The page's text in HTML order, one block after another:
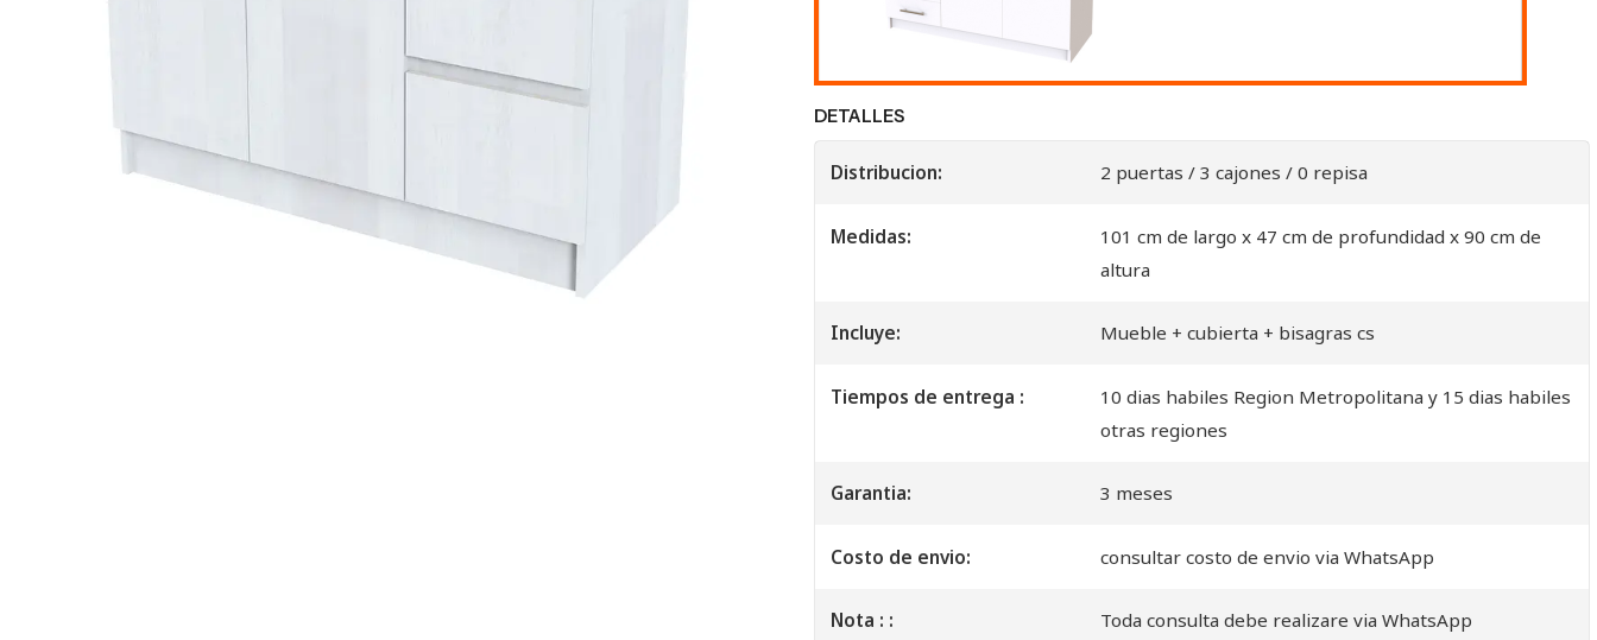
DETALLES
Distribucion: 2 puertas / 3 cajones / 0 repisa
Medidas:
101 cm de largo x 47 cm de profundidad x 90 cm de
altura
Incluye: Mueble + cubierta + bisagras cs
Tiempos de entrega :
10 dias habiles Region Metropolitana y 15 dias habiles
otras regiones
Garantia: 3 meses
Costo de envio: consultar costo de envio via WhatsApp
Nota : :
Toda consulta debe realizare via WhatsApp